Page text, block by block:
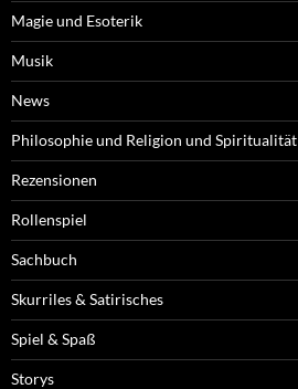
Magie und Esoterik
Musik
News
Philosophie und Religion und Spiritualität
Rezensionen
Rollenspiel
Sachbuch
Skurriles & Satirisches
Spiel & Spaß
Storys